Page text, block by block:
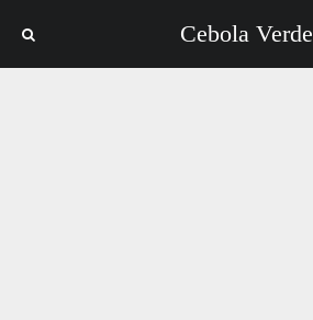
Cebola Verde